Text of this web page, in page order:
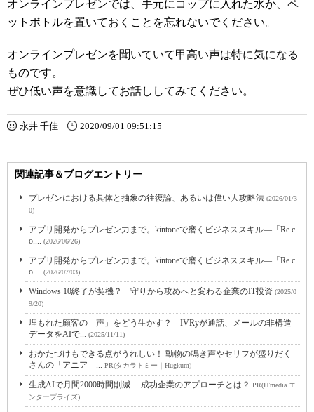
オンラインプレゼンでは、手元にコップに入れた水か、ペ
ットボトルを置いておくことを忘れないでください。
オンラインプレゼンを聞いていて甲高い声は特に気になる
ものです。
ぜひ低い声を意識してお話ししてみてください。
永井 千佳 2020/09/01 09:51:15
関連記事＆ブログエントリー
プレゼンにおける具体と抽象の往復論、あるいは偉い人攻略法 (2026/01/3
0)
アプリ開発からプレゼン力まで。kintoneで磨くビジネススキル―「Re.c
o.... (2026/06/26)
アプリ開発からプレゼン力まで。kintoneで磨くビジネススキル―「Re.c
o.... (2026/07/03)
Windows 10終了が契機？ 守りから攻めへと変わる企業のIT投資 (2025/0
9/20)
埋もれた顧客の「声」をどう生かす？ IVRyが通話、メールの非構造
データをAIで... (2025/11/11)
おかたづけもできる点がうれしい！ 動物の鳴き声やセリフが盛りだく
さんの「アニア ... PR(タカラトミー｜Hugkum)
生成AIで月間2000時間削減 成功企業のアプローチとは？ PR(ITmedia エ
ンタープライズ)